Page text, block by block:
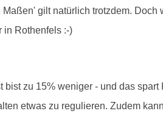
gilt natürlich trotzdem. Doch
in Rothenfels :-)
zu 15% weniger - und das spart
etwas zu regulieren. Zudem